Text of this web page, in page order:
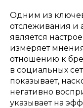
Одним из
отслеживания и
является
измеряет
отношению к
в социальных
показывает,
негативно
указывает на